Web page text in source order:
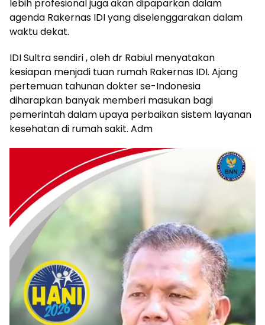
lebih profesional juga akan dipaparkan dalam
agenda Rakernas IDI yang diselenggarakan dalam
waktu dekat.
IDI Sultra sendiri , oleh dr Rabiul menyatakan
kesiapan menjadi tuan rumah Rakernas IDI. Ajang
pertemuan tahunan dokter se-Indonesia
diharapkan banyak memberi masukan bagi
pemerintah dalam upaya perbaikan sistem layanan
kesehatan di rumah sakit. Adm